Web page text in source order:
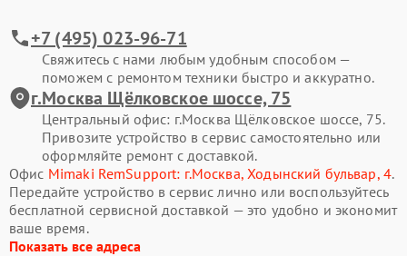
+7 (495) 023-96-71
Свяжитесь с нами любым удобным способом —
поможем с ремонтом техники быстро и аккуратно.
г.Москва Щёлковское шоссе, 75
Центральный офис: г.Москва Щёлковское шоссе, 75.
Привозите устройство в сервис самостоятельно или
оформляйте ремонт с доставкой.
Офис Mimaki RemSupport: г.Москва, Ходынский бульвар, 4.
Передайте устройство в сервис лично или воспользуйтесь
бесплатной сервисной доставкой — это удобно и экономит
ваше время.
Показать все адреса